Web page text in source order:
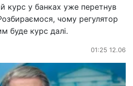
курс у банках уже перетнув
чому регулятор
буде курс далі.
01:25 12.06